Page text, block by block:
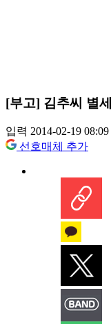
[부고] 김추씨 별
입력 2014-02-19 08:09
선호매체 추가